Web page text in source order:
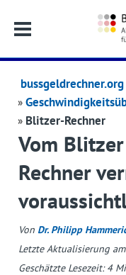
bussgeldrechner.org
Blitzer-Rechner
Vom
Rechner
Von Dr. Philipp
Letzte Aktualisierung
Geschätzte Lesezeit:4